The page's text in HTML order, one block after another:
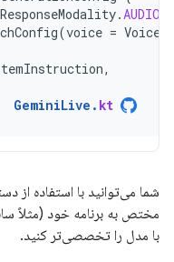
ResponseModality.AUDIO
(voice = Voice
,
GeminiLive . kt
شما می‌توانید با استفاده از
مختص به برنامه خود (مثلاً
با مدل را تخصصی‌تر کنید.